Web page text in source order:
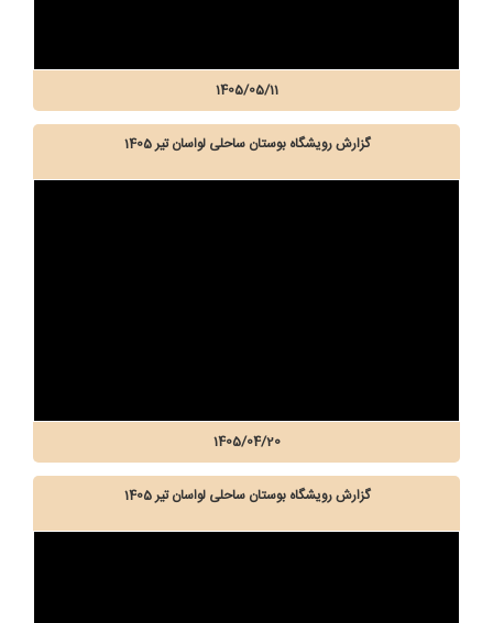
1405/05/11
گزارش رویشگاه بوستان ساحلی لواسان تیر 1405
1405/04/20
گزارش رویشگاه بوستان ساحلی لواسان تیر 1405